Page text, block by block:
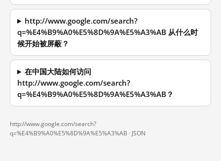
http://www.google.com/search?
q=%E4%B9%A0%E5%8D%9A%E5%A3%AB 从什么时
候开始被屏蔽？
在中国大陆如何访问
http://www.google.com/search?
q=%E4%B9%A0%E5%8D%9A%E5%A3%AB？
http://www.google.com/search?
q=%E4%B9%A0%E5%8D%9A%E5%A3%AB · JSON